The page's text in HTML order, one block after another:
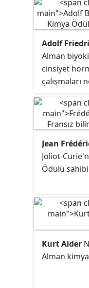
Adolf
Alman
cinsiyet
çalışmaları
Ödülünü
sebebiyle
sonra 1949
Jean
Joliot-
Ödülü
Kurt Alder
Alman